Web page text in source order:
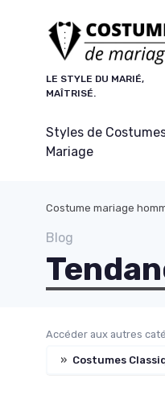
LE STYLE DU MARIÉ,
MAÎTRISÉ.
Styles de
Mariage
Costume mariage
Blog
Accéder aux autres
» Costumes